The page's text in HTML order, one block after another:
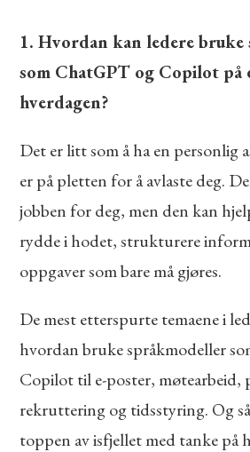
1. Hvordan kan ledere
som ChatGPT og Copilot på
hverdagen?
Det er litt som å ha en personlig
er på pletten for å avlaste deg.
jobben for deg, men den kan
rydde i hodet, strukturere
oppgaver som bare må gjøres.
De mest etterspurte temaene i
hvordan bruke språkmodeller
Copilot til e-poster, møtearbeid,
rekruttering og tidsstyring. Og
toppen av isfjellet med tanke på